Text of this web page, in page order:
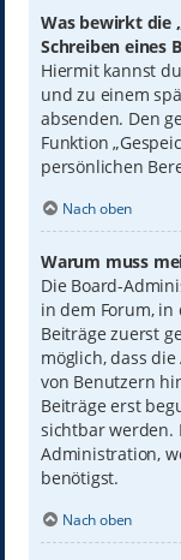
Was bewirkt die
Schreiben eines
Hiermit kannst
und zu einem
absenden. Den
Funktion
persönlichen
Nach oben
Warum muss
Die Board-
in dem Forum,
Beiträge zuerst
möglich, dass
von Benutzern
Beiträge erst
sichtbar werden.
Administration,
benötigst.
Nach oben